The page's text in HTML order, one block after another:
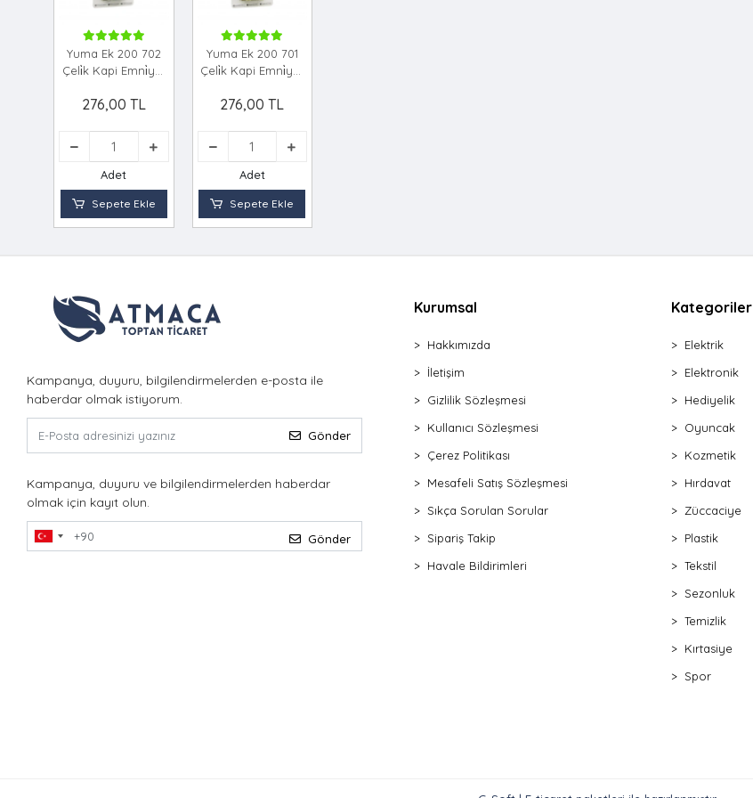
Yuma Ek 200 702
Çeli̇k Kapi Emni̇yet
276,00 TL
Adet
Sepete Ekle
Yuma Ek 200 701
Çeli̇k Kapi Emni̇yet
276,00 TL
Adet
Sepete Ekle
Kampanya, duyuru, bilgilendirmelerden e-posta ile
haberdar olmak istiyorum.
Gönder
Kampanya, duyuru ve bilgilendirmelerden haberdar
olmak için kayıt olun.
Gönder
Kurumsal
Hakkımızda
İletişim
Gizlilik Sözleşmesi
Kullanıcı Sözleşmesi
Çerez Politikası
Mesafeli Satış Sözleşmesi
Sıkça Sorulan Sorular
Sipariş Takip
Havale Bildirimleri
Kategoriler
Elektrik
Elektronik
Hediyelik
Oyuncak
Kozmetik
Hırdavat
Züccaciye
Plastik
Tekstil
Sezonluk
Temizlik
Kırtasiye
Spor